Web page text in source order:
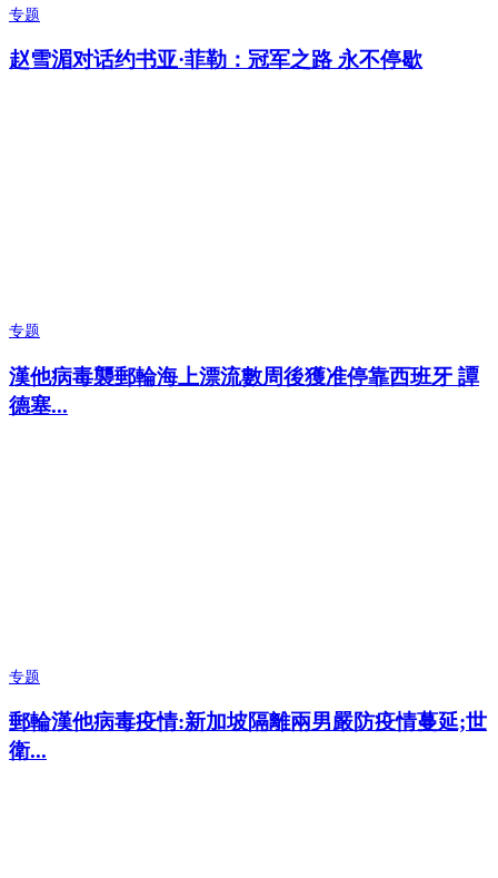
专题
赵雪湄对话约书亚·菲勒：冠军之路 永不停歇
专题
漢他病毒襲郵輪海上漂流數周後獲准停靠西班牙 譚
德塞...
专题
郵輪漢他病毒疫情:新加坡隔離兩男嚴防疫情蔓延;世
衛...